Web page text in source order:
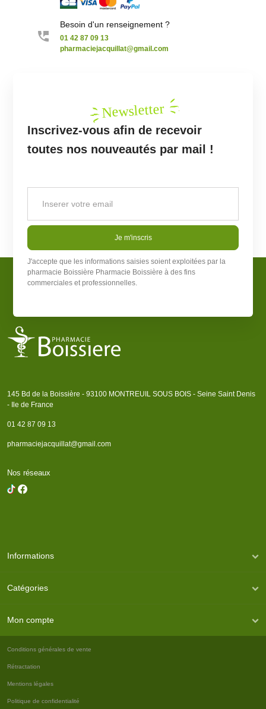
Besoin d'un renseignement ?
01 42 87 09 13
pharmaciejacquillat@gmail.com
Newsletter
Inscrivez-vous afin de recevoir
toutes nos nouveautés par mail !
Je m'inscris
J'accepte que les informations saisies soient exploitées par la
pharmacie Boissière Pharmacie Boissière à des fins
commerciales et professionnelles.
145 Bd de la Boissière - 93100 MONTREUIL SOUS BOIS - Seine Saint Denis
- Ile de France
01 42 87 09 13
pharmaciejacquillat@gmail.com
Nos réseaux
Informations
Catégories
Mon compte
Conditions générales de vente
Rétractation
Mentions légales
Politique de confidentialité